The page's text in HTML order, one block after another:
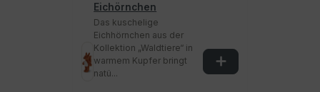
Eichörnchen
Das kuschelige
Eichhörnchen aus der
Kollektion „Waldtiere“ in
warmem Kupfer bringt
natü...